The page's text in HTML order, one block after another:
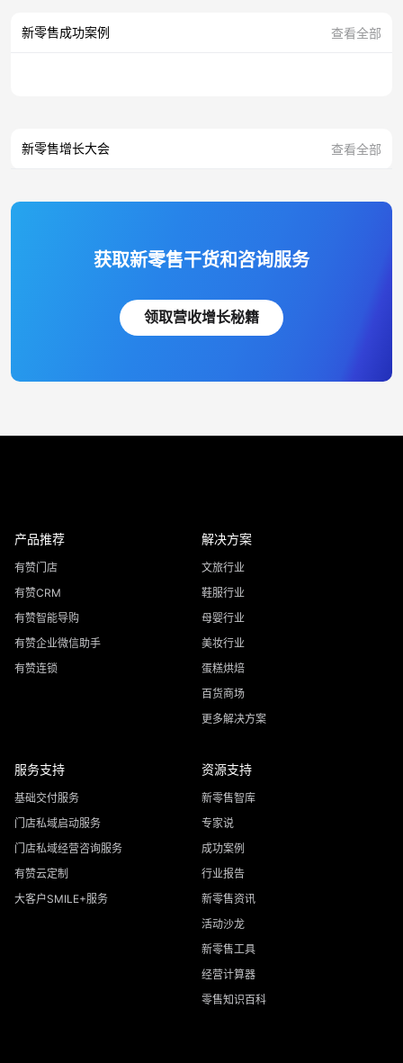
新零售成功案例 查看全部
新零售增长大会 查看全部
获取新零售干货和咨询服务
领取营收增长秘籍
产品推荐
有赞门店
有赞CRM
有赞智能导购
有赞企业微信助手
有赞连锁
解决方案
文旅行业
鞋服行业
母婴行业
美妆行业
蛋糕烘焙
百货商场
更多解决方案
服务支持
基础交付服务
门店私域启动服务
门店私域经营咨询服务
有赞云定制
大客户SMILE+服务
资源支持
新零售智库
专家说
成功案例
行业报告
新零售资讯
活动沙龙
新零售工具
经营计算器
零售知识百科